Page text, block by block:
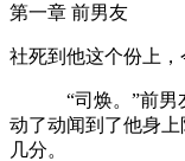
第一章 前男友
社死到他这个份上，
“司焕。”前男友
动了动闻到了他身
几分。